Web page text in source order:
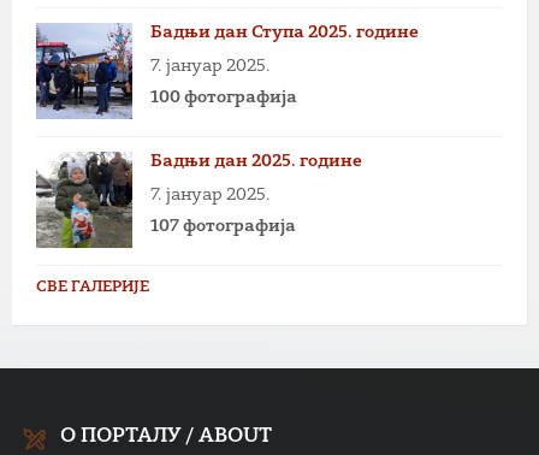
Бадњи дан Ступа 2025. године
7. јануар 2025.
100 фотографија
Бадњи дан 2025. године
7. јануар 2025.
107 фотографија
СВЕ ГАЛЕРИЈЕ
О ПОРТАЛУ / ABOUT